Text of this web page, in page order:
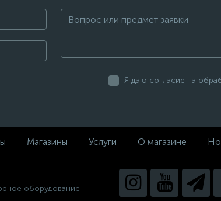
Я даю согласие на
Магазины Услуги О магазине
оборудование